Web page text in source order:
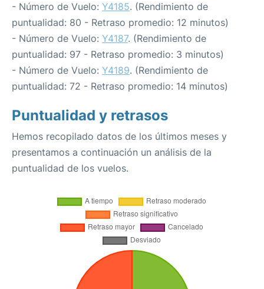
- Número de Vuelo: Y4185. (Rendimiento de
puntualidad: 80 - Retraso promedio: 12 minutos)
- Número de Vuelo: Y4187. (Rendimiento de
puntualidad: 97 - Retraso promedio: 3 minutos)
- Número de Vuelo: Y4189. (Rendimiento de
puntualidad: 72 - Retraso promedio: 14 minutos)
Puntualidad y retrasos
Hemos recopilado datos de los últimos meses y
presentamos a continuación un análisis de la
puntualidad de los vuelos.